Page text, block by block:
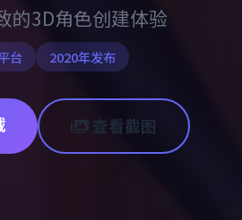
的3D角色创建体验
台 2020年发布
查看截图